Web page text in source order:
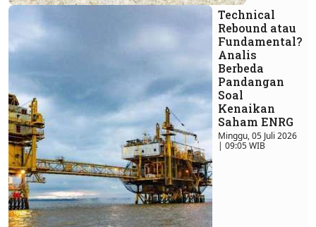
Technical
Rebound atau
Fundamental?
Analis
Berbeda
Pandangan
Soal
Kenaikan
Saham ENRG
Minggu, 05 Juli 2026
| 09:05 WIB